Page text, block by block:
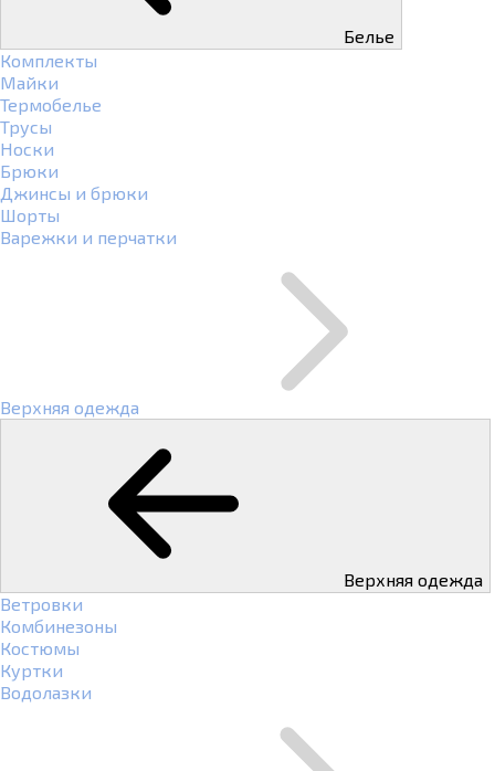
Белье
Комплекты
Майки
Термобелье
Трусы
Носки
Брюки
Джинсы и брюки
Шорты
Варежки и перчатки
Верхняя одежда
Верхняя одежда
Ветровки
Комбинезоны
Костюмы
Куртки
Водолазки